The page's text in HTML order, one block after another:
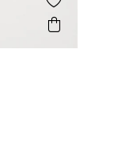
Ajouter
Aperçu